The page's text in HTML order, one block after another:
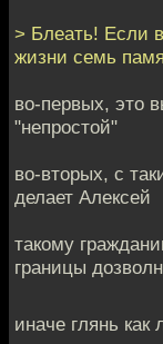
> Блеать! Если
жизни семь
во-первых, это
"непростой"
во-вторых, с
делает Алексей
такому
границы
иначе глянь как